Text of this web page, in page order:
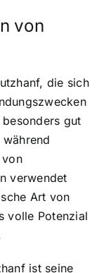
von
, die sich
gut
verwendet
Art von
volle Potenzial
ist seine